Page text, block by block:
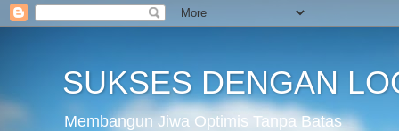
SUKSES DENGAN
Membangun Jiwa Optimis Tanpa Batas